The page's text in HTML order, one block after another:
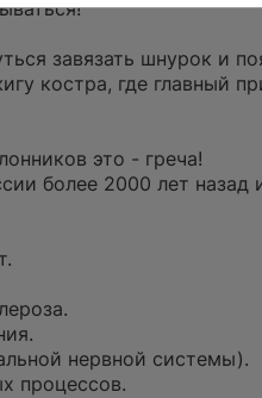
завязать шнурок и
костра, где главный
это - греча!
более 2000 лет назад
нервной системы).
процессов.